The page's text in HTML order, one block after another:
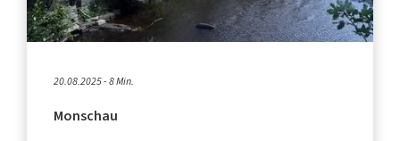
20.08.2025 - 8 Min.
Monschau